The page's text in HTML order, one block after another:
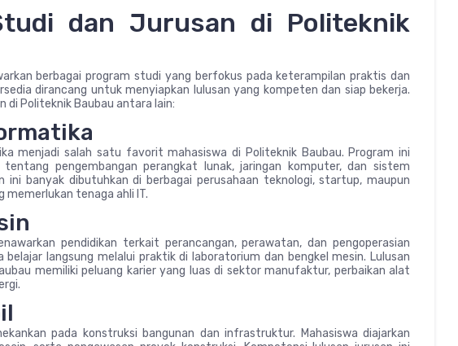
dan Jurusan di Politeknik
berbagai program studi yang berfokus pada keterampilan praktis dan
dirancang untuk menyiapkan lulusan yang kompeten dan siap bekerja.
di Politeknik Baubau antara lain:
menjadi salah satu favorit mahasiswa di Politeknik Baubau. Program ini
tentang pengembangan perangkat lunak, jaringan komputer, dan sistem
ini banyak dibutuhkan di berbagai perusahaan teknologi, startup, maupun
tenaga ahli IT.
pendidikan terkait perancangan, perawatan, dan pengoperasian
belajar langsung melalui praktik di laboratorium dan bengkel mesin. Lulusan
memiliki peluang karier yang luas di sektor manufaktur, perbaikan alat
pada konstruksi bangunan dan infrastruktur. Mahasiswa diajarkan